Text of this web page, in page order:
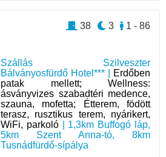
Szállás Szilveszter
Bálványosfürdő Hotel*** |
Erdőben
patak mellett; Wellness:
ásványvizes szabadtéri medence,
szauna, mofetta; Étterem, födött
terasz, rusztikus terem, nyárikert,
WiFi, parkoló| 1,3km Buffogó láp,
5km Szent Anna-tó, 8km
Tusnádfürdő-sípálya
1 - 86
3
38